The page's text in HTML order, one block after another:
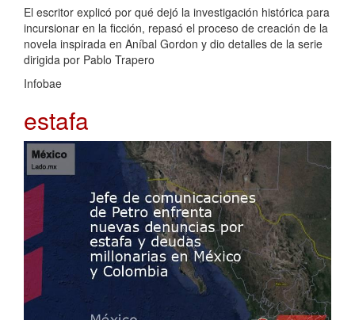
El escritor explicó por qué dejó la investigación histórica para
incursionar en la ficción, repasó el proceso de creación de la
novela inspirada en Aníbal Gordon y dio detalles de la serie
dirigida por Pablo Trapero
Infobae
estafa